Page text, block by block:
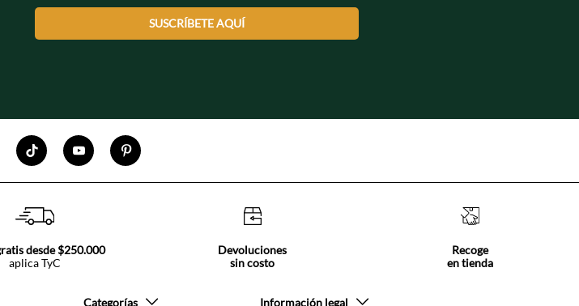
SUSCRÍBETE AQUÍ
desde $250.000
aplica TyC
Devoluciones
sin costo
Recoge
en tienda
Categorías Información legal